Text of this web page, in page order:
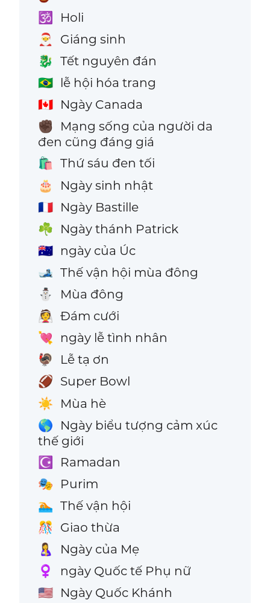
🕉️ Holi
🎅 Giáng sinh
🐉 Tết nguyên đán
🇧🇷 lễ hội hóa trang
🇨🇦 Ngày Canada
✊🏿
Mạng sống của người da
đen cũng đáng giá
🛍️ Thứ sáu đen tối
🎂 Ngày sinh nhật
🇫🇷 Ngày Bastille
☘️ Ngày thánh Patrick
🇦🇺 ngày của Úc
🎿 Thế vận hội mùa đông
⛄ Mùa đông
👰 Đám cưới
💘 ngày lễ tình nhân
🦃 Lễ tạ ơn
🏈 Super Bowl
☀️ Mùa hè
🌎
Ngày biểu tượng cảm xúc
thế giới
☪️ Ramadan
🎭 Purim
🏊 Thế vận hội
🎊 Giao thừa
🤱 Ngày của Mẹ
♀️ ngày Quốc tế Phụ nữ
🇺🇸 Ngày Quốc Khánh